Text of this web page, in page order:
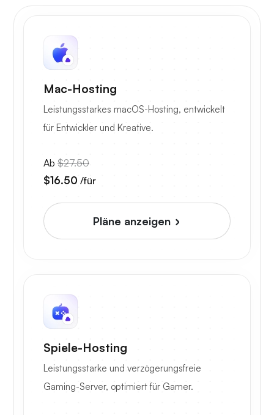
Mac-Hosting
Leistungsstarkes macOS-Hosting, entwickelt
für Entwickler und Kreative.
Ab $27.50
$16.50 /für
Pläne anzeigen
Spiele-Hosting
Leistungsstarke und verzögerungsfreie
Gaming-Server, optimiert für Gamer.